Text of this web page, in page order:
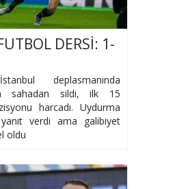
DERSİ: 1-
deplasmanında
sahadan sildi, ilk 15
harcadı. Uydurma
verdi ama galibiyet
oldu